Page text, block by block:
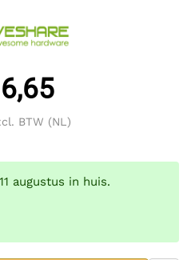
BTW (NL)
augustus in huis.